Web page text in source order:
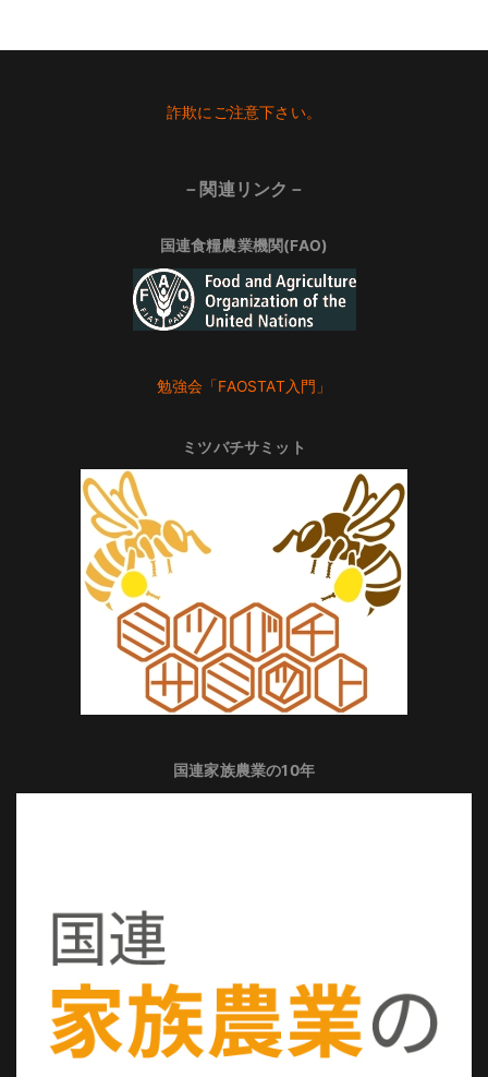
詐欺にご注意下さい。
－関連リンク－
国連食糧農業機関(FAO)
勉強会「FAOSTAT入門」
ミツバチサミット
国連家族農業の10年